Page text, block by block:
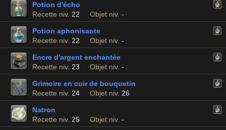
Potion d'écho
Recette niv. 22 Objet niv. -
Potion aphonisante
Recette niv. 22 Objet niv. -
Encre d'argent enchantée
Recette niv. 23 Objet niv. -
Grimoire en cuir de bouquetin
Recette niv. 24 Objet niv. 26
Natron
Recette niv. 25 Objet niv. -